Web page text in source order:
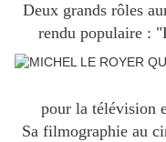
Deux grands rôles
rendu populaire :
pour la télévision
Sa filmographie au